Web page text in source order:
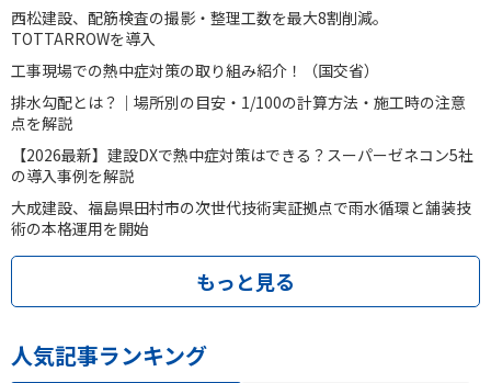
西松建設、配筋検査の撮影・整理工数を最大8割削減。
TOTTARROWを導入
工事現場での熱中症対策の取り組み紹介！（国交省）
排水勾配とは？｜場所別の目安・1/100の計算方法・施工時の注意
点を解説
【2026最新】建設DXで熱中症対策はできる？スーパーゼネコン5社
の導入事例を解説
大成建設、福島県田村市の次世代技術実証拠点で雨水循環と舗装技
術の本格運用を開始
もっと見る
人気記事ランキング